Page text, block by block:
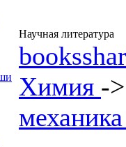
Научная литература
Химия -